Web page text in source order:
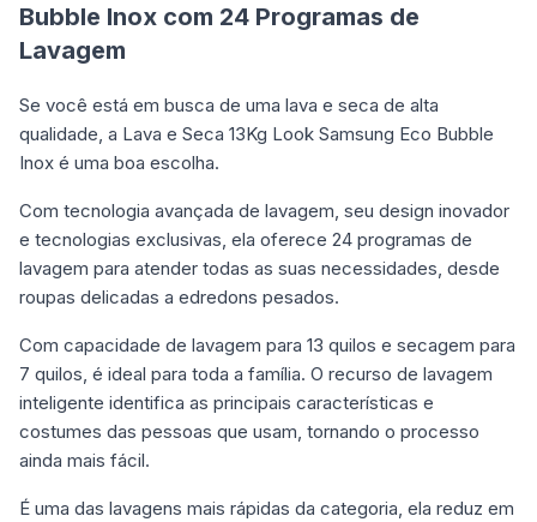
Bubble Inox com 24 Programas de
Lavagem
Se você está em busca de uma lava e seca de alta
qualidade, a Lava e Seca 13Kg Look Samsung Eco Bubble
Inox é uma boa escolha.
Com tecnologia avançada de lavagem, seu design inovador
e tecnologias exclusivas, ela oferece 24 programas de
lavagem para atender todas as suas necessidades, desde
roupas delicadas a edredons pesados.
Com capacidade de lavagem para 13 quilos e secagem para
7 quilos, é ideal para toda a família. O recurso de lavagem
inteligente identifica as principais características e
costumes das pessoas que usam, tornando o processo
ainda mais fácil.
É uma das lavagens mais rápidas da categoria, ela reduz em